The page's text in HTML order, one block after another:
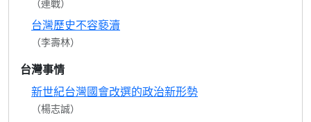
（連戰）
台灣歷史不容褻瀆
（李壽林）
台灣事情
新世紀台灣國會改選的政治新形勢
（楊志誠）